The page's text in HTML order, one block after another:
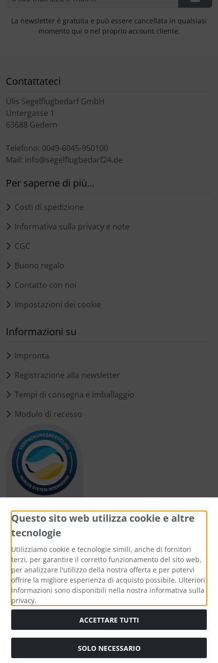
La newsletter è gratuita e può essere cancellata in qualsiasi
momento qui o nel proprio account cliente.
Contattateci
Ülis Segelflugbedarf GmbH
Untergasse 1
63688 Gedern
Telefono: 0049-6045-950100
Mail: info@segelflugbedarf24.de
Per saperne di più...
Costi di spedizione
Informativa sulla privacy e note
CGC
Buono regalo
Contatto con noi
Impostazioni dei cookie
Informazioni su
Impronta
Registrazione alla newsletter
Tempi di consegna e imballaggio
Modulo di recesso
Metodi di pagamento
Media sociali
Modulo di recesso
Questo sito web utilizza cookie e altre
tecnologie
Utilizziamo cookie e tecnologie simili, anche di fornitori
terzi, per garantire il corretto funzionamento del sito web,
per analizzare l'utilizzo della nostra offerta e per potervi
offrire la migliore esperienza di acquisto possibile. Ulteriori
informazioni sono disponibili nella nostra informativa sulla
privacy.
ACCETTARE TUTTI
SOLO NECESSARIO